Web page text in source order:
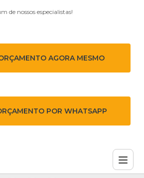
de nossos especialistas!
AGORA MESMO
POR WHATSAPP